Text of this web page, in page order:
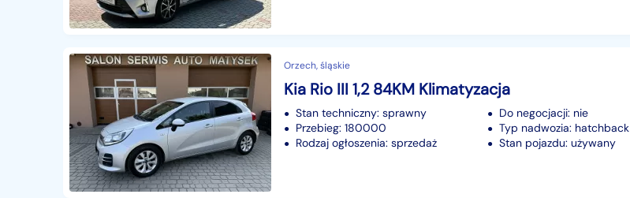
Orzech, śląskie
Kia Rio III 1,2 84KM Klimatyzacja
Stan techniczny: sprawny
Przebieg: 180000
Rodzaj ogłoszenia: sprzedaż
Do negocjacji: nie
Typ nadwozia: hatchback
Stan pojazdu: używany